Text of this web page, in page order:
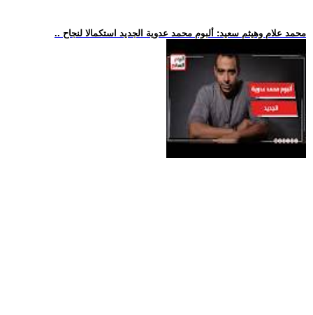
.. محمد علام وهيثم سعيد: ألبوم محمد عدوية الجديد استكمالا لنجاح